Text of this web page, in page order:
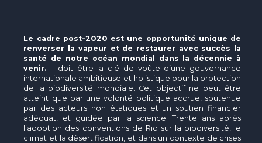
Le cadre post-2020 est une opportunité unique de
renverser la vapeur et de restaurer avec succès la
santé de notre océan mondial dans la décennie à
venir. Il doit être la clé de voûte d’une gouvernance
internationale ambitieuse et holistique pour la protection
de la biodiversité mondiale. Cet objectif ne peut être
atteint que par une volonté politique accrue, soutenue
par des acteurs non étatiques et un soutien financier
adéquat, et guidée par la science. Trente ans après
l’adoption des conventions de Rio sur la biodiversité, le
climat et la désertification, et dans un contexte de crises